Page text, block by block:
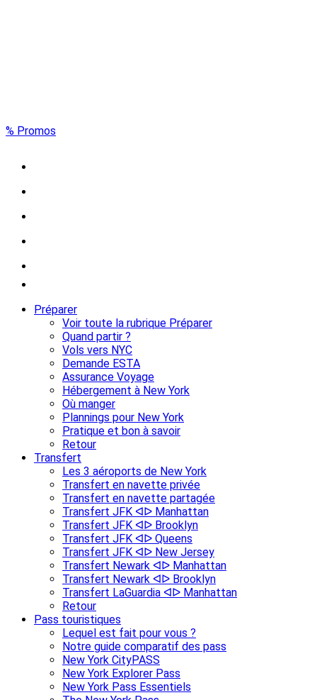
% Promos
Préparer
Voir toute la rubrique Préparer
Quand partir ?
Vols vers NYC
Demande ESTA
Assurance Voyage
Hébergement à New York
Où manger
Plannings pour New York
Pratique et bon à savoir
Retour
Transfert
Les 3 aéroports de New York
Transfert en navette privée
Transfert en navette partagée
Transfert JFK ᐊᐅ Manhattan
Transfert JFK ᐊᐅ Brooklyn
Transfert JFK ᐊᐅ Queens
Transfert JFK ᐊᐅ New Jersey
Transfert Newark ᐊᐅ Manhattan
Transfert Newark ᐊᐅ Brooklyn
Transfert LaGuardia ᐊᐅ Manhattan
Retour
Pass touristiques
Lequel est fait pour vous ?
Notre guide comparatif des pass
New York CityPASS
New York Explorer Pass
New York Pass Essentiels